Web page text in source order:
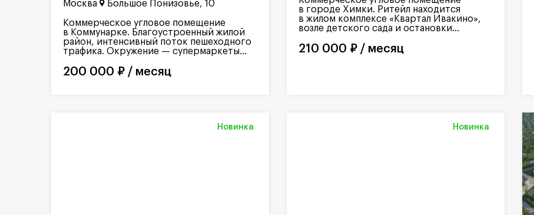
Москва Большое Понизовье, 10
Коммерческое угловое помещение
в Коммунарке. Благоустроенный жилой
район, интенсивный поток пешеходного
трафика. Окружение — супермаркеты...
200 000 ₽ / месяц
в городе Химки. Ритейл находится
в жилом комплексе «Квартал Ивакино»,
возле детского сада и остановки...
210 000 ₽ / месяц
Новинка Новинка